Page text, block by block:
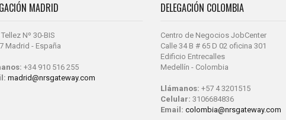
MADRID
Nº 30-BIS
Madrid - España
+34 910 516 255
madrid@nrsgateway.com
DELEGACIÓN COLOMBIA
Centro de Negocios JobCenter
Calle 34 B # 65 D 02 oficina 301
Edificio Entrecalles
Medellín - Colombia
Llámanos: +57 4 3201515
Celular: 3106684836
Email: colombia@nrsgateway.com